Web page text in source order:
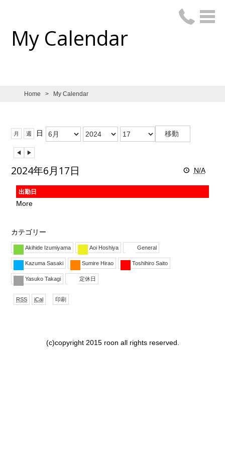
My Calendar
Home > My Calendar
月 週 日 月: 年: 日:
前
へ
次
へ
2024年6月17日 N/A
出勤日
More
カテゴリー
Akihide Izumiyama Aoi Hoshiya General
Kazuma Sasaki Sumire Hirao Toshihiro Saito
Yasuko Takagi 定休日
RSS
購
iCal
式
ロー
印刷
示
(c)copyright 2015 roon all rights reserved.